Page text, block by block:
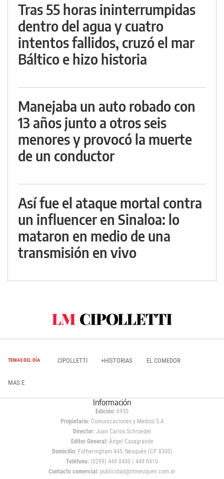
Tras 55 horas ininterrumpidas
dentro del agua y cuatro
intentos fallidos, cruzó el mar
Báltico e hizo historia
Manejaba un auto robado con
13 años junto a otros seis
menores y provocó la muerte
de un conductor
Así fue el ataque mortal contra
un influencer en Sinaloa: lo
mataron en medio de una
transmisión en vivo
TEMAS DEL DÍA CIPOLLETTI +HISTORIAS EL COMEDOR
MAS E
Información
Edición: 6950
Propietario:Comunicaciones y Medios S.A
Director: Juan Carlos Schroeder
Editor General:Ángel Casagrande
Domicilio:Fotheringham 445, Neuquén (CP 8300)
Teléfono: (0299) 449 0400 / 449 0410
Contacto comercial: publicidad@lmneuquen.com.ar